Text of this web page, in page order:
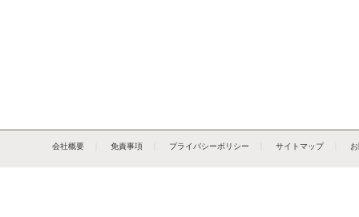
会社概要 免責事項 プライバシーポリシー サイトマップ｜